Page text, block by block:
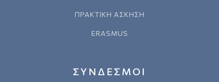
ΠΡΑΚΤΙΚΗ ΑΣΚΗΣΗ
ERASMUS
ΣΥΝΔΕΣΜΟΙ